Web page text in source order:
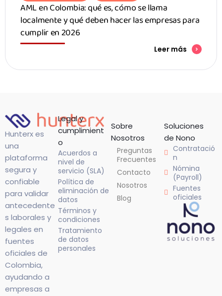
AML en Colombia: qué es, cómo se llama
localmente y qué deben hacer las empresas para
cumplir en 2026
Leer más
Hunterx es
una
plataforma
segura y
confiable
para validar
antecedente
s laborales y
legales en
fuentes
oficiales de
Colombia,
ayudando a
empresas a
Legal y
cumplimient
o
Acuerdos a
nivel de
servicio (SLA)
Política de
eliminación de
datos
Términos y
condiciones
Tratamiento
de datos
personales
Sobre
Nosotros
Preguntas
Frecuentes
Contacto
Nosotros
Blog
Soluciones
de Nono
Contratació
n
Nómina
(Payroll)
Fuentes
oficiales